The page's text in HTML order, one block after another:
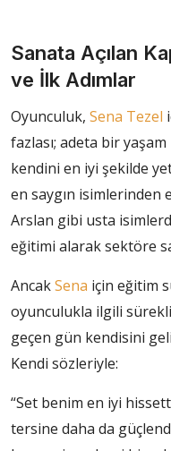
Sanata Açılan
ve İlk Adımlar
Oyunculuk, Sena Tezel
fazlası; adeta bir
kendini en iyi şekilde
en saygın isimlerinden
Arslan gibi usta
eğitimi alarak sektöre
AncakSena için eğitim
oyunculukla ilgili
geçen gün kendisini
Kendi sözleriyle:
“Set benim en iyi
tersine daha da